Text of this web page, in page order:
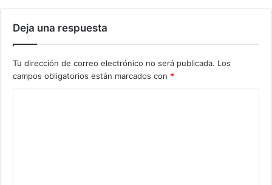
Deja una respuesta
Tu dirección de correo electrónico no será publicada. Los
campos obligatorios están marcados con *